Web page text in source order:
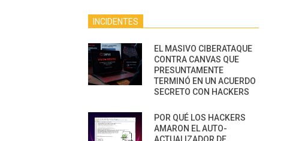
INCIDENTES
EL MASIVO CIBERATAQUE
CONTRA CANVAS QUE
PRESUNTAMENTE
TERMINÓ EN UN ACUERDO
SECRETO CON HACKERS
POR QUÉ LOS HACKERS
AMARON EL AUTO-